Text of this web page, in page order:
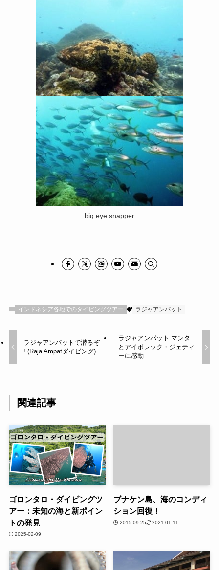
big eye snapper
インドネシア各地でのダイビングツアー ラジャアンパット
ラジャアンパットで潜るぞ
! (Raja Ampatダイビング)
ラジャアンパット マンタ
とアイボレック・ジェティ
ーに感動
関連記事
ゴロンタロ・ダイビングツ
アー：未知の海と新ポイン
トの発見
2025-02-09
ブナケン島、海のコンディ
ション回復！
2015-09-25 2021-01-11